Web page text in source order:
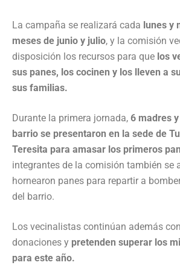
La campaña se realizará cada lunes y
meses de junio y julio, y la comisión
disposición los recursos para que los
sus panes, los cocinen y los lleven a
sus familias.
Durante la primera jornada, 6 madres
barrio se presentaron en la sede de
Teresita para amasar los primeros
integrantes de la comisión también se
hornearon panes para repartir a
del barrio.
Los vecinalistas continúan además
donaciones y pretenden superar los
para este año.